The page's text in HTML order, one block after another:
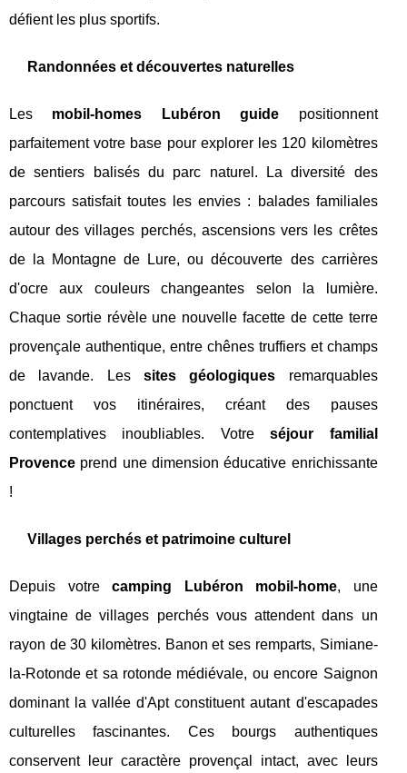
défient les plus sportifs.
Randonnées et découvertes naturelles
Les mobil-homes Lubéron guide positionnent
parfaitement votre base pour explorer les 120 kilomètres
de sentiers balisés du parc naturel. La diversité des
parcours satisfait toutes les envies : balades familiales
autour des villages perchés, ascensions vers les crêtes
de la Montagne de Lure, ou découverte des carrières
d'ocre aux couleurs changeantes selon la lumière.
Chaque sortie révèle une nouvelle facette de cette terre
provençale authentique, entre chênes truffiers et champs
de lavande. Les sites géologiques remarquables
ponctuent vos itinéraires, créant des pauses
contemplatives inoubliables. Votreséjour familial
Provence prend une dimension éducative enrichissante
!
Villages perchés et patrimoine culturel
Depuis votrecamping Lubéron mobil-home, une
vingtaine de villages perchés vous attendent dans un
rayon de 30 kilomètres. Banon et ses remparts, Simiane-
la-Rotonde et sa rotonde médiévale, ou encore Saignon
dominant la vallée d'Apt constituent autant d'escapades
culturelles fascinantes. Ces bourgs authentiques
conservent leur caractère provençal intact, avec leurs